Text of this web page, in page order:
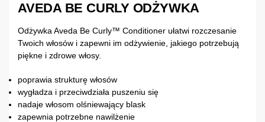
AVEDA BE CURLY ODŻYWKA
Odżywka Aveda Be Curly™ Conditioner ułatwi rozczesanie
Twoich włosów i zapewni im odżywienie, jakiego potrzebują
piękne i zdrowe włosy.
poprawia strukturę włosów
wygładza i przeciwdziała puszeniu się
nadaje włosom olśniewający blask
zapewnia potrzebne nawilżenie